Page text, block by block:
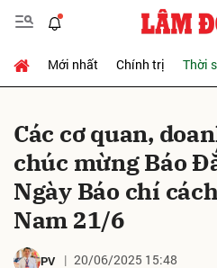
Mới nhất Chính trị Thời
Các cơ quan,
chúc mừng Báo
Ngày Báo chí
Nam 21/6
PV 20/06/2025 15:48
Gửi bình luận